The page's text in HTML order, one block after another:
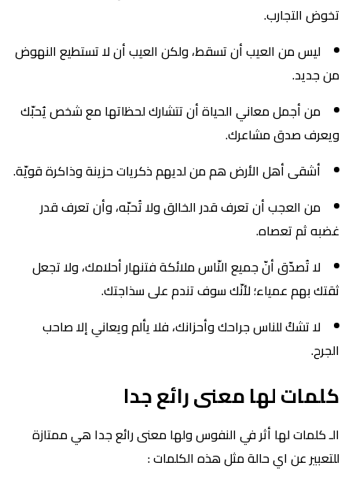
تخوض التجارب.
ليس من العيب أن تسقط، ولكن العيب أن لا تستطيع النهوض
من جديد.
من أجمل معاني الحياة أن تتشارك لحظاتها مع شخص يُحبّك
ويعرف صدق مشاعرك.
أشقى أهل الأرض هم من لديهم ذكريات حزينة وذاكرة قويّة.
من العجب أن تعرف قدر الخالق ولا تُحبّه، وأن تعرف قدر
غضبه ثم تعصاه.
لا تُصدّق أنّ جميع النّاس ملائكة فتنهار أحلامك، ولا تجعل
ثقتك بهم عمياء؛ لأنّك سوف تندم على سذاجتك.
لا تشكُ للناس جراحك وأحزانك، فلا يألم ويعاني إلا صاحب
الجرح.
كلمات لها معنى رائع جدا
الـ كلمات لها أثر في النفوس ولها معنى رائع جدا هي ممتازة
للتعبير عن اي حالة مثل هذه الكلمات :